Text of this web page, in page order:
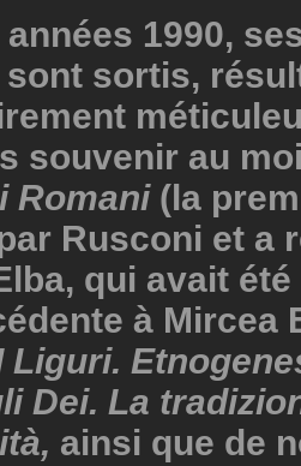
1990,
sortis,
souvenir au
Romani(la
Rusconi et a
qui avait
à Mircea
Liguri.
Dei. La
ainsi que de